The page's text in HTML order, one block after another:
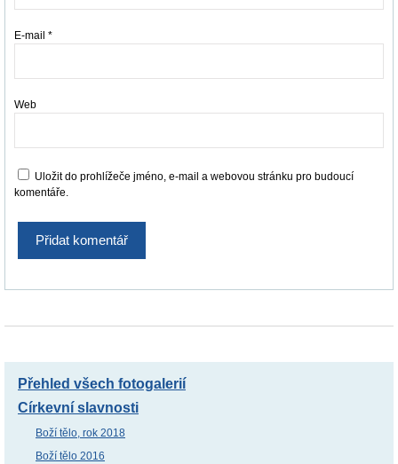
E-mail *
Web
Uložit do prohlížeče jméno, e-mail a webovou stránku pro budoucí
komentáře.
Přehled všech fotogalerií
Církevní slavnosti
Boží tělo, rok 2018
Boží tělo 2016